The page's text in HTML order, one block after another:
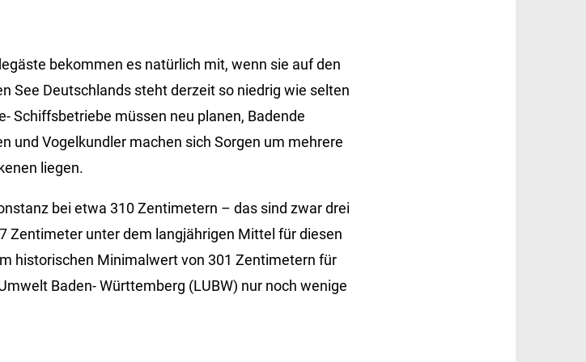
bekommen es natürlich mit, wenn sie auf den
See Deutschlands steht derzeit so niedrig wie selten
Schiffsbetriebe müssen neu planen, Badende
und Vogelkundler machen sich Sorgen um mehrere
liegen.
bei etwa 310 Zentimetern – das sind zwar drei
Zentimeter unter dem langjährigen Mittel für diesen
historischen Minimalwert von 301 Zentimetern für
Baden- Württemberg (LUBW) nur noch wenige